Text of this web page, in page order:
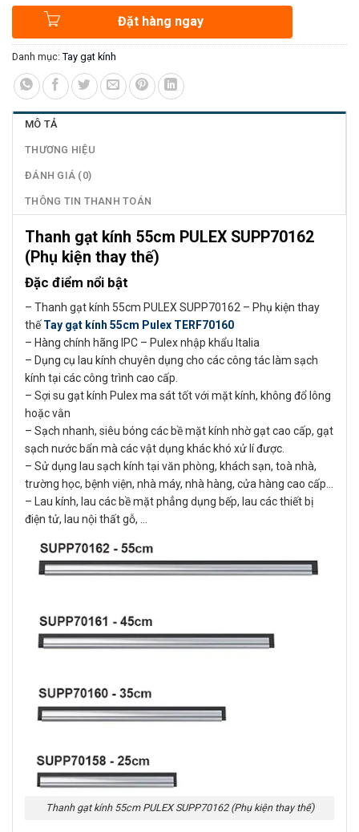
Đặt hàng ngay
Danh mục: Tay gạt kính
MÔ TẢ
THƯƠNG HIỆU
ĐÁNH GIÁ (0)
THÔNG TIN THANH TOÁN
Thanh gạt kính 55cm PULEX SUPP70162
(Phụ kiện thay thế)
Đặc điểm nổi bật
– Thanh gạt kính 55cm PULEX SUPP70162 – Phụ kiện thay
thếTay gạt kính 55cm Pulex TERF70160
– Hàng chính hãng IPC – Pulex nhập khẩu Italia
– Dụng cụ lau kính chuyên dụng cho các công tác làm sạch
kính tại các công trình cao cấp.
– Sợi su gạt kính Pulex ma sát tốt với mặt kính, không đổ lông
hoặc vằn
– Sạch nhanh, siêu bóng các bề mặt kính nhờ gạt cao cấp, gạt
sạch nước bẩn mà các vật dụng khác khó xử lí được.
– Sử dụng lau sạch kính tại văn phòng, khách sạn, toà nhà,
trường học, bệnh viện, nhà máy, nhà hàng, cửa hàng cao cấp…
– Lau kính, lau các bề mặt phẳng dụng bếp, lau các thiết bị
điện tử, lau nội thất gỗ, …
Thanh gạt kính 55cm PULEX SUPP70162 (Phụ kiện thay thế)